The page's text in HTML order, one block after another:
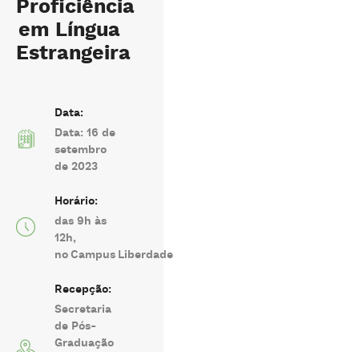
Proficiência
em Língua
Estrangeira
Data:
Data: 16 de
setembro
de 2023
Horário:
das 9h às
12h,
no Campus Liberdade
Recepção:
Secretaria
de Pós-
Graduação